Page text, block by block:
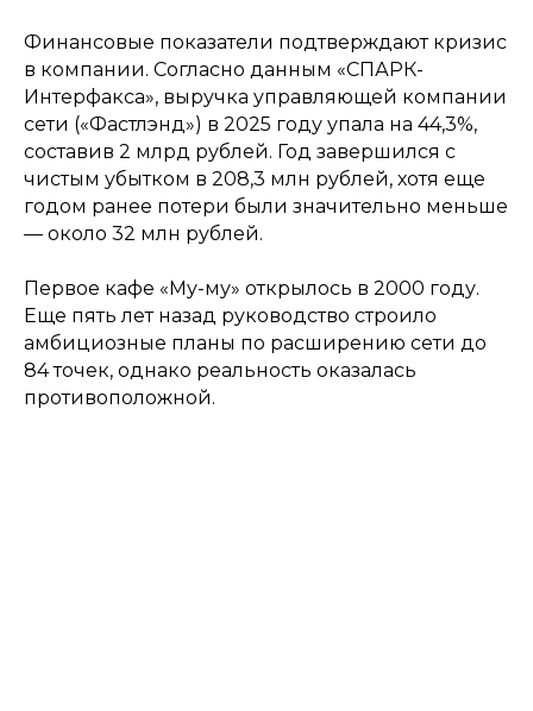
Финансовые показатели подтверждают кризис
в компании. Согласно данным «СПАРК-
Интерфакса», выручка управляющей компании
сети («Фастлэнд») в 2025 году упала на 44,3%,
составив 2 млрд рублей. Год завершился с
чистым убытком в 208,3 млн рублей, хотя еще
годом ранее потери были значительно меньше
— около 32 млн рублей.
Первое кафе «Му-му» открылось в 2000 году.
Еще пять лет назад руководство строило
амбициозные планы по расширению сети до
84 точек, однако реальность оказалась
противоположной.